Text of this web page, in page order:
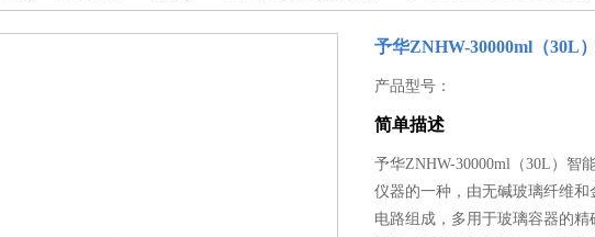
予华ZNHW-30000ml（30L
产品型号：
简单描述
予华ZNHW-30000ml（30L）智
仪器的一种，由无碱玻璃纤维
电路组成，多用于玻璃容器的